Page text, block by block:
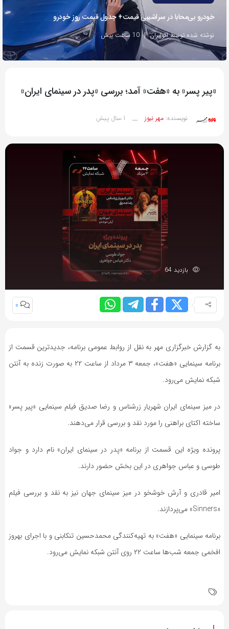
لینک
خودرو بی‌محابا در سراشیبی قیمت+ جدول قیمت روز خودرو
نوشته شده توسط اکوایران 10 ساعت پیش
«پیر پسر» به «هفت» آمد؛ بررسی «پدر در سینمای ایران»
نویسنده: مهر نیوز __ 1 سال پیش
بازدید 64
0
به گزارش خبرگزاری مهر به نقل از روابط عمومی برنامه، جدیدترین قسمت از
برنامه سینمایی «هفت»، جمعه ۳ مرداد از ساعت ۲۲ به صورت زنده به آنتن
شبکه نمایش می‌رود.
در میز سینمای ایران شهریار زرشناس و رضا صدیق فیلم سینمایی «پیر پسر»
ساخته اکتای براهنی را مورد نقد و بررسی قرار می‌دهند.
پرونده ویژه این قسمت از برنامه «پدر در سینمای ایران» نام دارد و جواد
طوسی و عباس جواهری در این بخش حضور دارند.
امیر قادری و آرش خوشخو در میز سینمای جهان نیز به نقد و بررسی فیلم
«Sinners» می‌پردازند.
برنامه سینمایی «هفت» به تهیه‌کنندگی محمدحسین تنکابنی و با اجرای بهروز
افخمی جمعه شب‌ها ساعت ۲۲ روی آنتن شبکه نمایش ‌می‌رود.